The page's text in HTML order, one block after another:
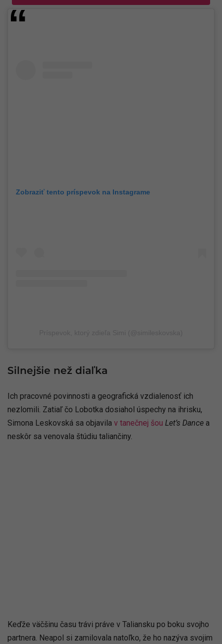
Zobraziť tento príspevok na Instagrame
Silnejšie než diaľka
Ich pracovné povinnosti a geografická vzdialenosť ich
nezlomili. Zatiaľ čo Lobotka dosiahol úspechy na ihrisku,
Simona Leskovská sa objavila v tanečnej šou Let’s Dance a
neskôr sa venovala štúdiu taliančiny.
Keďže väčšinu času trávi práve v Taliansku po boku svojho
partnera. Neapol si zamilovala natoľko, že ho nazýva svojim